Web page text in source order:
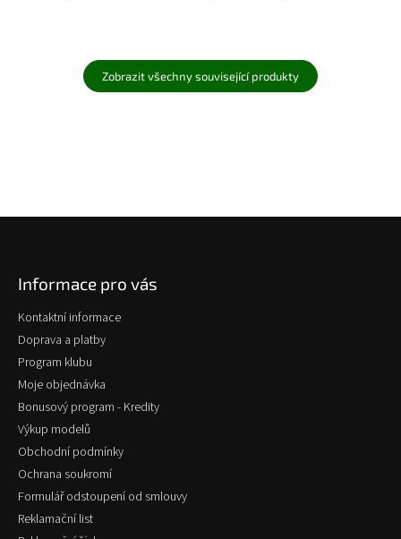
Zobrazit všechny související produkty
Informace pro vás
Kontaktní informace
Doprava a platby
Program klubu
Moje objednávka
Bonusový program - Kredity
Výkup modelů
Obchodní podmínky
Ochrana soukromí
Formulář odstoupení od smlouvy
Reklamační list